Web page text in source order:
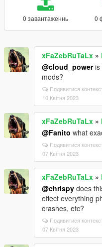
0 завантаженнь 0
xFaZebRuTaLx »
@cloud_poweris
mods?
Подивитися
10 Квітня 2023
xFaZebRuTaLx »
@Fanito what
Подивитися
07 Квітня 2023
xFaZebRuTaLx »
@chrispy does
effect everything
crashes, etc?
Подивитися
07 Квітня 2023